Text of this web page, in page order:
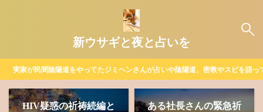
新ウサギと夜と占いを
実家が民間陰陽道をやってたジミヘンさんが占いや陰陽道、密教やスピを語
HIV疑惑の祈祷続編と
ある社長さんの緊急祈